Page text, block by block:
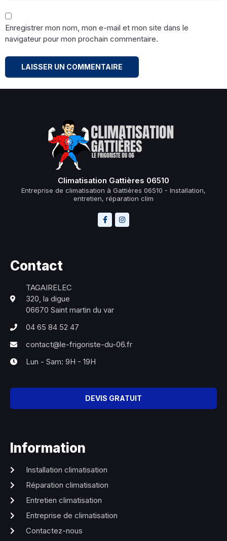
Enregistrer mon nom, mon e-mail et mon site dans le
navigateur pour mon prochain commentaire.
Climatisation Gattières 06510
Entreprise de climatisation à Gattières 06510 - Installation,
entretien, réparation clim
Contact
TAGAIRELEC
320, la digue
06670 Saint martin du var
04 65 84 52 47
contact@le-frigoriste-du-06.fr
Lun - Sam: 9H - 19H
DEVIS GRATUIT
Information
Installation climatisation
Réparation climatisation
Entretien climatisation
Entreprise de climatisation
Contactez-nous